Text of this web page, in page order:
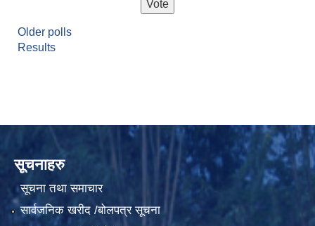
Older polls
Results
सूचनाहरु
सूचना तथा समाचार
सार्वजनिक खरीद /बोलपत्र सूचना